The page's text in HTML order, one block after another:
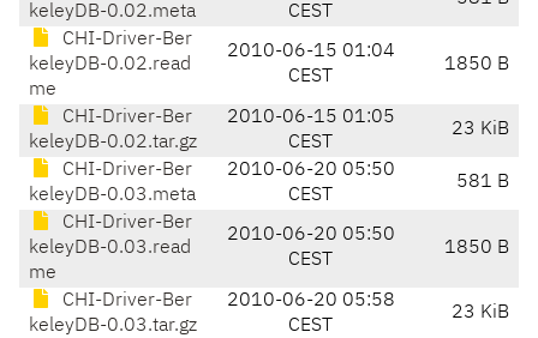
keleyDB-0.02.meta
CEST
CHI-Driver-Ber
keleyDB-0.02.read
me
2010-06-15 01:04
CEST
1850 B
CHI-Driver-Ber
keleyDB-0.02.tar.gz
2010-06-15 01:05
CEST
23 KiB
CHI-Driver-Ber
keleyDB-0.03.meta
2010-06-20 05:50
CEST
581 B
CHI-Driver-Ber
keleyDB-0.03.read
me
2010-06-20 05:50
CEST
1850 B
CHI-Driver-Ber
keleyDB-0.03.tar.gz
2010-06-20 05:58
CEST
23 KiB